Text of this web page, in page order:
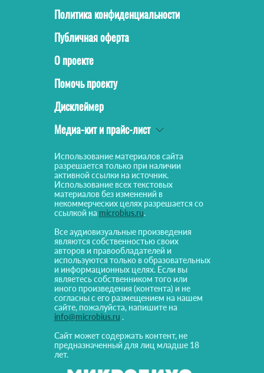
Политика конфиденциальности
Публичная оферта
О проекте
Помочь проекту
Дисклеймер
Медиа-кит и прайс-лист
Использование материалов сайта
разрешается только при наличии
активной ссылки на источник.
Использование всех текстовых
материалов без изменений в
некоммерческих целях разрешается со
ссылкой на microbius.ru.
Все аудиовизуальные произведения
являются собственностью своих
авторов и правообладателей и
используются только в образовательных
и информационных целях. Если вы
являетесь собственником того или
иного произведения (контента) и не
согласны с его размещением на нашем
сайте, пожалуйста, напишите на
info@microbius.ru .
Сайт может содержать контент, не
предназначенный для лиц младше 18
лет.